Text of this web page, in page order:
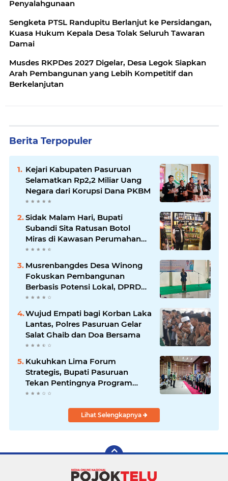
Penyalahgunaan
Sengketa PTSL Randupitu Berlanjut ke Persidangan,
Kuasa Hukum Kepala Desa Tolak Seluruh Tawaran
Damai
Musdes RKPDes 2027 Digelar, Desa Legok Siapkan
Arah Pembangunan yang Lebih Kompetitif dan
Berkelanjutan
Berita Terpopuler
Kejari Kabupaten Pasuruan
Selamatkan Rp2,2 Miliar Uang
Negara dari Korupsi Dana PKBM
Sidak Malam Hari, Bupati
Subandi Sita Ratusan Botol
Miras di Kawasan Perumahan
Sidoarjo
Musrenbangdes Desa Winong
Fokuskan Pembangunan
Berbasis Potensi Lokal, DPRD
Optimistis Meski Dihantam
Efisiensi Anggaran
Wujud Empati bagi Korban Laka
Lantas, Polres Pasuruan Gelar
Salat Ghaib dan Doa Bersama
Kukuhkan Lima Forum
Strategis, Bupati Pasuruan
Tekan Pentingnya Program
Nyata untuk Rakyat
Lihat Selengkapnya